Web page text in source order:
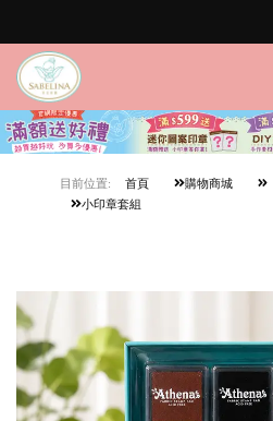
目前位置: 首頁 購物商城
小印章套組